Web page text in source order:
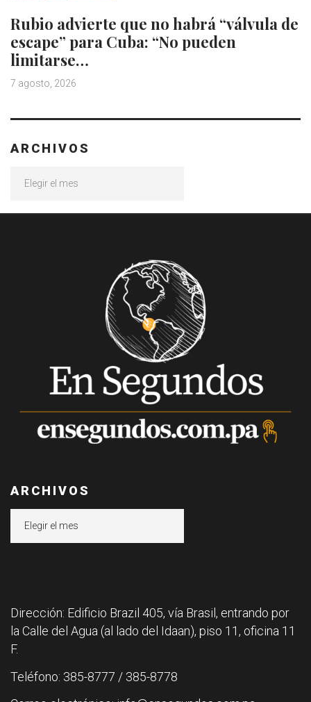
Rubio advierte que no habrá “válvula de
escape” para Cuba: “No pueden
limitarse…
7 agosto, 2026
ARCHIVOS
ARCHIVOS
Dirección: Edificio Brazil 405, vía Brasil, entrando por
la Calle del Agua (al lado del Idaan), piso 11, oficina 11
F.
Teléfono: 385-8777 / 385-8778